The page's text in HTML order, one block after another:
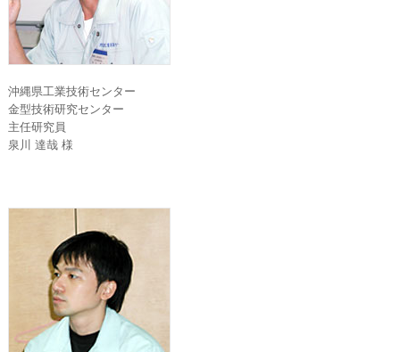
沖縄県工業技術センター
金型技術研究センター
主任研究員
泉川 達哉 様